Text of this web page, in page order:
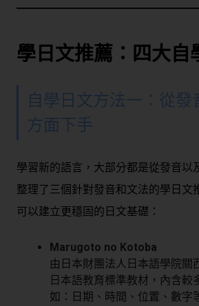
學日文推薦 ：四大 自
自學日文方法一：從發
方面下手
學習新的語言，大部分都是從發音以
整理了三個針對發音和文法的學日文
可以建立更穩固的日文基礎：
Marugoto no Kotoba
由日本財團法人日本語學院關
日本語教育標準教材，內含較
如：日期、時間、位置、數字